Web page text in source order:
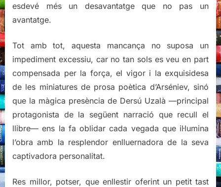
esdevé més un desavantatge que no pas un
avantatge.
Tot amb tot, aquesta mancança no suposa un
impediment excessiu, car no tan sols es veu en part
compensada per la força, el vigor i la exquisidesa
de les miniatures de prosa poètica d’Arséniev, sinó
que la màgica presència de Dersú Uzalà —principal
protagonista de la següent narració que recull el
llibre— ens la fa oblidar cada vegada que il·lumina
l’obra amb la resplendor enlluernadora de la seva
captivadora personalitat.
Res millor, potser, que enllestir oferint un petit tast